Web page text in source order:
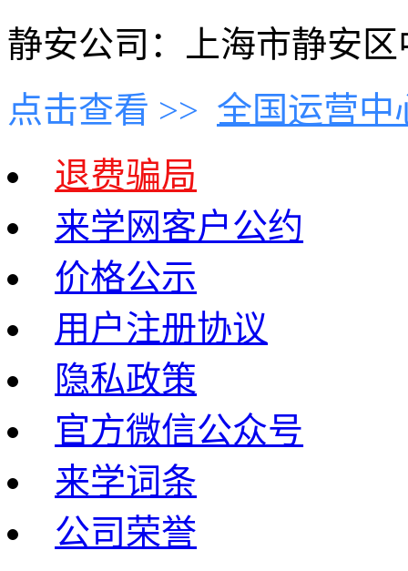
静安公司：上海市静安
点击查看 >> 全国运营中
退费骗局
来学网客户公约
价格公示
用户注册协议
隐私政策
官方微信公众号
来学词条
公司荣誉